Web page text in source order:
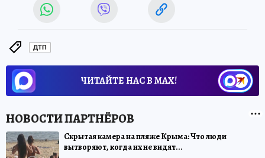
ДТП
ЧИТАЙТЕ НАС В МАХ!
Скрытая камера на пляже Крыма: Что люди
вытворяют, когда их не видят...